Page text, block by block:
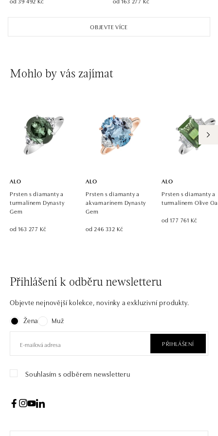
Einsteinova 18, 851 01 Bratislava
ALO diamonds OC Avion, Bratislava
Ivanská cesta 16, 821 04 Bratislava
ALO diamonds OC Eurovea, Bratislava
Pribinova 8, 811 09 Bratislava
tel.: +421 917 090 700, +421 918 777 670
OBJEVTE VÍCE
Mohlo by vás zajímat
ALO
Prsten s diamanty a
turmalínem Dynasty
Gem
od 163 277 Kč
ALO
Prsten s diamanty a
akvamarínem Dynasty
Gem
od 246 332 Kč
ALO
Prsten s diamanty a
turmalínem Olive
od 177 761 Kč
Přihlášení k odběru newsletteru
Objevte nejnovější kolekce, novinky a exkluzivní produkty.
Žena
Muž
PŘIHLÁŠENÍ
Souhlasím s odběrem newsletteru